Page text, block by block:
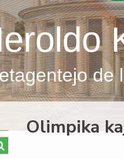
de
Olimpika